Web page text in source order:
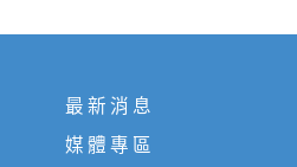
最新消息
媒體專區